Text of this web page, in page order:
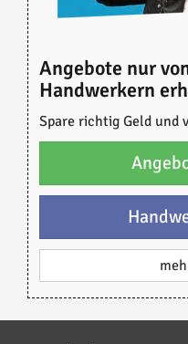
Angebote nur
Handwerkern
Spare richtig Geld und